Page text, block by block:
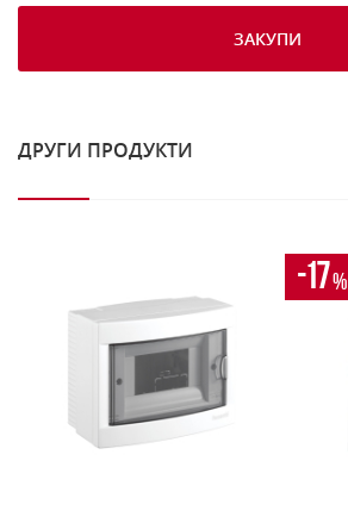
ЗАКУПИ
ДРУГИ ПРОДУКТИ
-17%